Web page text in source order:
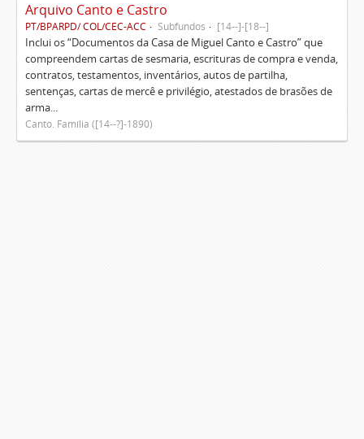
Arquivo Canto e Castro
PT/BPARPD/ COL/CEC-ACC Subfundos [14--]-[18--]
Inclui os “Documentos da Casa de Miguel Canto e Castro” que
compreendem cartas de sesmaria, escrituras de compra e venda,
contratos, testamentos, inventários, autos de partilha,
sentenças, cartas de mercê e privilégio, atestados de brasões de
arma...
Canto. Família ([14--?]-1890)